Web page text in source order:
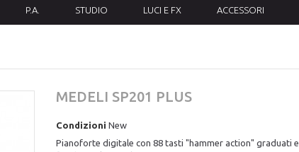
P.A. STUDIO LUCI E FX ACCESSORI
MEDELI SP201 PLUS
Condizioni New
Pianoforte digitale con 88 tasti "hammer action" graduati e